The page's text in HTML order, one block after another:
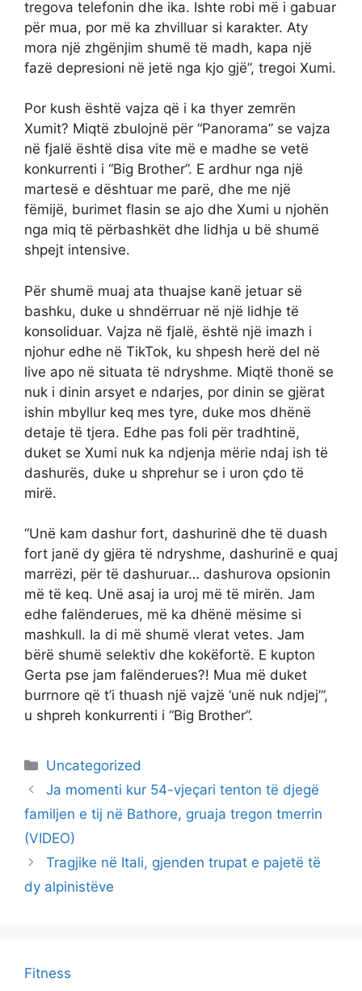
tregova telefonin dhe ika. Ishte robi më i gabuar
për mua, por më ka zhvilluar si karakter. Aty
mora një zhgënjim shumë të madh, kapa një
fazë depresioni në jetë nga kjo gjë”, tregoi Xumi.
Por kush është vajza që i ka thyer zemrën
Xumit? Miqtë zbulojnë për “Panorama” se vajza
në fjalë është disa vite më e madhe se vetë
konkurrenti i “Big Brother”. E ardhur nga një
martesë e dështuar me parë, dhe me një
fëmijë, burimet flasin se ajo dhe Xumi u njohën
nga miq të përbashkët dhe lidhja u bë shumë
shpejt intensive.
Për shumë muaj ata thuajse kanë jetuar së
bashku, duke u shndërruar në një lidhje të
konsoliduar. Vajza në fjalë, është një imazh i
njohur edhe në TikTok, ku shpesh herë del në
live apo në situata të ndryshme. Miqtë thonë se
nuk i dinin arsyet e ndarjes, por dinin se gjërat
ishin mbyllur keq mes tyre, duke mos dhënë
detaje të tjera. Edhe pas foli për tradhtinë,
duket se Xumi nuk ka ndjenja mërie ndaj ish të
dashurës, duke u shprehur se i uron çdo të
mirë.
“Unë kam dashur fort, dashurinë dhe të duash
fort janë dy gjëra të ndryshme, dashurinë e quaj
marrëzi, për të dashuruar… dashurova opsionin
më të keq. Unë asaj ia uroj më të mirën. Jam
edhe falënderues, më ka dhënë mësime si
mashkull. Ia di më shumë vlerat vetes. Jam
bërë shumë selektiv dhe kokëfortë. E kupton
Gerta pse jam falënderues?! Mua më duket
burrnore që t’i thuash një vajzë ‘unë nuk ndjej’”,
u shpreh konkurrenti i “Big Brother”.
Categories
Uncategorized
Ja momenti kur 54-vjeçari tenton të djegë
familjen e tij në Bathore, gruaja tregon tmerrin
(VIDEO)
Tragjike në Itali, gjenden trupat e pajetë të
dy alpinistëve
Fitness